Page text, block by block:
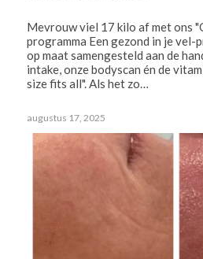
Mevrouw viel 17 kilo af met ons
programma Een gezond in je
op maat samengesteld aan de
intake, onze bodyscan én de
size fits all". Als het zo…
augustus 17, 2025